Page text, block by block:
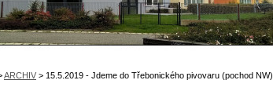
ARCHIV > 15.5.2019 - Jdeme do Třebonického pivovaru (pochod NW)